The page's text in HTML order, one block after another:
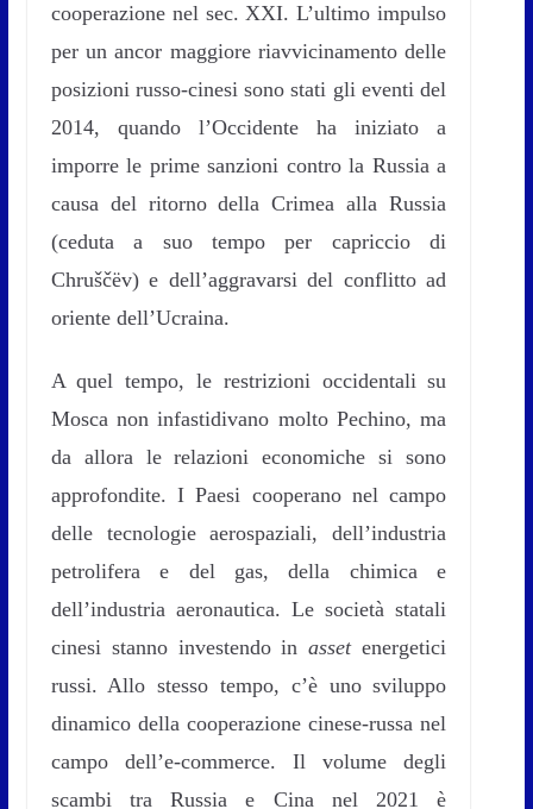
cooperazione nel sec. XXI. L’ultimo impulso
per un ancor maggiore riavvicinamento delle
posizioni russo-cinesi sono stati gli eventi del
2014, quando l’Occidente ha iniziato a
imporre le prime sanzioni contro la Russia a
causa del ritorno della Crimea alla Russia
(ceduta a suo tempo per capriccio di
Chruščëv) e dell’aggravarsi del conflitto ad
oriente dell’Ucraina.
A quel tempo, le restrizioni occidentali su
Mosca non infastidivano molto Pechino, ma
da allora le relazioni economiche si sono
approfondite. I Paesi cooperano nel campo
delle tecnologie aerospaziali, dell’industria
petrolifera e del gas, della chimica e
dell’industria aeronautica. Le società statali
cinesi stanno investendo inassetenergetici
russi. Allo stesso tempo, c’è uno sviluppo
dinamico della cooperazione cinese-russa nel
campo dell’e-commerce. Il volume degli
scambi tra Russia e Cina nel 2021 è